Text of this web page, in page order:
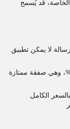
قد يُسمح
لا يمكن تطبيق
المخفضة أصلاً بنسب تصل إلى 30-40%، وهي صفقة ممتازة
الكامل